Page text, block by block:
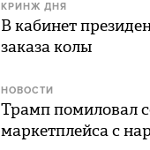
КРИНЖ ДНЯ
В кабинет
заказа колы
НОВОСТИ
Трамп помиловал
маркетплейса с